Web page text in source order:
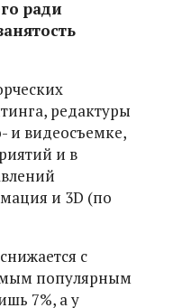
ради
редактуры
и видеосъемке,
и в
и 3D (по
с
популярным
7%, а у